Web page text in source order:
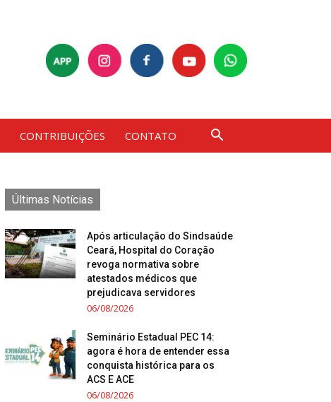
CONTRIBUIÇÕES CONTATO
Últimas Notícias
Após articulação do Sindsaúde
Ceará, Hospital do Coração
revoga normativa sobre
atestados médicos que
prejudicava servidores
06/08/2026
Seminário Estadual PEC 14:
agora é hora de entender essa
conquista histórica para os
ACS E ACE
06/08/2026